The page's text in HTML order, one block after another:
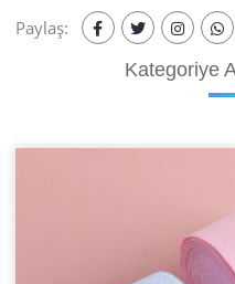
Paylaş:
Kategoriye